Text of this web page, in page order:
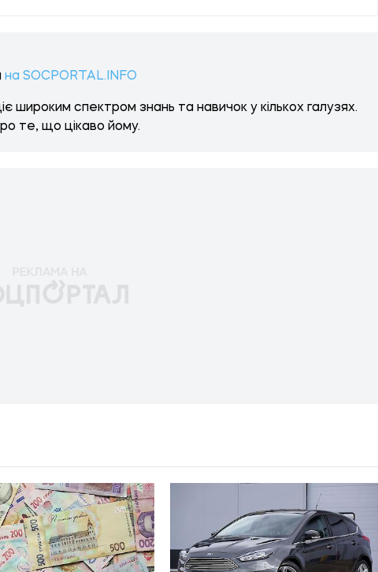
на SOCPORTAL.INFO
широким спектром знань та навичок у кількох галузях.
те, що цікаво йому.